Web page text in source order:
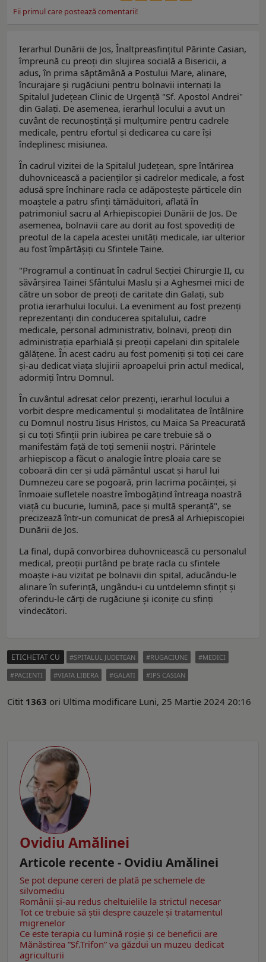
Fii primul care postează comentarii!
Ierarhul Dunării de Jos, Înaltpreasfinţitul Părinte Casian,
împreună cu preoţi din slujirea socială a Bisericii, a
adus, în prima săptămână a Postului Mare, alinare,
încurajare şi rugăciuni pentru bolnavii internaţi la
Spitalul Județean Clinic de Urgență "Sf. Apostol Andrei"
din Galați. De asemenea, ierarhul locului a avut un
cuvânt de recunoştinţă şi mulţumire pentru cadrele
medicale, pentru efortul şi dedicarea cu care îşi
îndeplinesc misiunea.
În cadrul vizitei de la Spitalul Județean, spre întărirea
duhovnicească a pacienților și cadrelor medicale, a fost
adusă spre închinare racla ce adăposteşte părticele din
moaştele a patru sfinţi tămăduitori, aflată în
patrimoniul sacru al Arhiepiscopiei Dunării de Jos. De
asemenea, bolnavii care au dorit au fost spovediţi de
preotul de la capela acestei unităţi medicale, iar ulterior
au fost împărtăşiţi cu Sfintele Taine.
"Programul a continuat în cadrul Secţiei Chirurgie II, cu
săvârşirea Tainei Sfântului Maslu şi a Aghesmei mici de
către un sobor de preoţi de caritate din Galaţi, sub
protia ierarhului locului. La eveniment au fost prezenţi
reprezentanţi din conducerea spitalului, cadre
medicale, personal administrativ, bolnavi, preoţi din
administraţia eparhială şi preoţii capelani din spitalele
gălăţene. În acest cadru au fost pomeniţi şi toţi cei care
şi-au dedicat viaţa slujirii aproapelui prin actul medical,
adormiţi întru Domnul.
În cuvântul adresat celor prezenţi, ierarhul locului a
vorbit despre medicamentul şi modalitatea de întâlnire
cu Domnul nostru Iisus Hristos, cu Maica Sa Preacurată
şi cu toţi Sfinţii prin iubirea pe care trebuie să o
manifestăm faţă de toţi semenii noştri. Părintele
arhiepiscop a făcut o analogie între ploaia care se
coboară din cer şi udă pământul uscat şi harul lui
Dumnezeu care se pogoară, prin lacrima pocăinţei, şi
înmoaie sufletele noastre îmbogăţind întreaga noastră
viaţă cu bucurie, lumină, pace şi multă speranţă", se
precizează într-un comunicat de presă al Arhiepiscopiei
Dunării de Jos.
La final, după convorbirea duhovnicească cu personalul
medical, preoţii purtând pe braţe racla cu sfintele
moaşte i-au vizitat pe bolnavii din spital, aducându-le
alinare în suferinţă, ungându-i cu untdelemn sfinţit şi
oferindu-le cărţi de rugăciune şi iconiţe cu sfinţi
vindecători.
ETICHETAT CU SPITALUL JUDETEAN RUGACIUNE
MEDICI
PACIENTI
VIATA LIBERA GALATI IPS CASIAN
Citit 1363 ori Ultima modificare Luni, 25 Martie 2024 20:16
Ovidiu Amălinei
Articole recente - Ovidiu Amălinei
Se pot depune cereri de plată pe schemele de
silvomediu
Românii şi-au redus cheltuielile la strictul necesar
Tot ce trebuie să știi despre cauzele și tratamentul
migrenelor
Ce este terapia cu lumină roșie şi ce beneficii are
Mănăstirea ”Sf.Trifon” va găzdui un muzeu dedicat
agriculturii